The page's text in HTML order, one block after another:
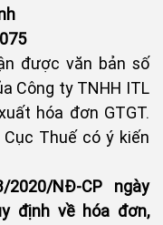
được văn bản số
Công ty TNHH ITL
hóa đơn GTGT.
Thuế có ý kiến
NĐ-CP ngày
định về hóa đơn,